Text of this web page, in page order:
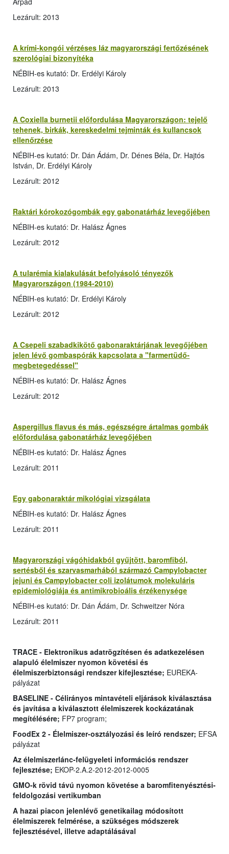
Lezárult: 2013
A krími-kongói vérzéses láz magyarországi fertőzésének
szerológiai bizonyítéka
NÉBIH-es kutató: Dr. Erdélyi Károly
Lezárult: 2013
A Coxiella burnetii előfordulása Magyarországon: tejelő
tehenek, birkák, kereskedelmi tejminták és kullancsok
ellenőrzése
NÉBIH-es kutató: Dr. Dán Ádám, Dr. Dénes Béla, Dr. Hajtós
István, Dr. Erdélyi Károly
Lezárult: 2012
Raktári kórokozógombák egy gabonatárház levegőjében
NÉBIH-es kutató: Dr. Halász Ágnes
Lezárult: 2012
A tularémia kialakulását befolyásoló tényezők
Magyarországon (1984-2010)
NÉBIH-es kutató: Dr. Erdélyi Károly
Lezárult: 2012
A Csepeli szabadkikötő gabonaraktárjának levegőjében
jelen lévő gombaspórák kapcsolata a "farmertüdő-
megbetegedéssel"
NÉBIH-es kutató: Dr. Halász Ágnes
Lezárult: 2012
Aspergillus flavus és más, egészségre ártalmas gombák
előfordulása gabonatárház levegőjében
NÉBIH-es kutató: Dr. Halász Ágnes
Lezárult: 2011
Egy gabonaraktár mikológiai vizsgálata
NÉBIH-es kutató: Dr. Halász Ágnes
Lezárult: 2011
Magyarországi vágóhidakból gyűjtött, baromfiból,
sertésből és szarvasmarhából származó Campylobacter
jejuni és Campylobacter coli izolátumok molekuláris
epidemiológiája és antimikrobioális érzékenysége
NÉBIH-es kutató: Dr. Dán Ádám, Dr. Schweitzer Nóra
Lezárult: 2011
TRACE - Elektronikus adatrögzítésen és adatkezelésen
alapuló élelmiszer nyomon követési és
élelmiszerbiztonsági rendszer kifejlesztése; EUREKA-
pályázat
BASELINE - Célirányos mintavételi eljárások kiválasztása
és javítása a kiválasztott élelmiszerek kockázatának
megítélésére; FP7 program;
FoodEx 2 - Élelmiszer-osztályozási és leíró rendszer; EFSA
pályázat
Az élelmiszerlánc-felügyeleti információs rendszer
fejlesztése; EKOP-2.A.2-2012-2012-0005
GMO-k rövid távú nyomon követése a baromfitenyésztési-
feldolgozási vertikumban
A hazai piacon jelenlévő genetikailag módosított
élelmiszerek felmérése, a szükséges módszerek
fejlesztésével, illetve adaptálásával